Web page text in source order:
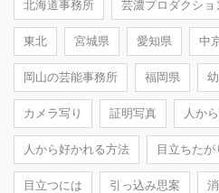
北海道事務所 芸濃プロダクショ
東北 宮城県 愛知県 中
岡山の芸能事務所 福岡県
カメラ写り 証明写真 人か
人から好かれる方法 目立ちたが
目立つには 引っ込み思案